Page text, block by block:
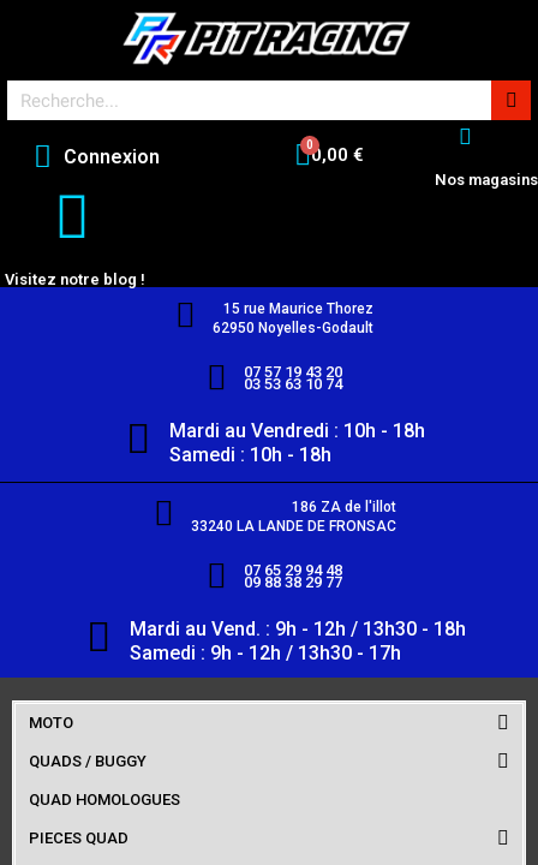
Connexion 0,00 €
Nos magasins
Visitez notre blog !
15 rue Maurice Thorez
62950 Noyelles-Godault
07 57 19 43 20
03 53 63 10 74
Mardi au Vendredi : 10h - 18h
Samedi : 10h - 18h
186 ZA de l'illot
33240 LA LANDE DE FRONSAC
07 65 29 94 48
09 88 38 29 77
Mardi au Vend. : 9h - 12h / 13h30 - 18h
Samedi : 9h - 12h / 13h30 - 17h
MOTO
QUADS / BUGGY
QUAD HOMOLOGUES
PIECES QUAD